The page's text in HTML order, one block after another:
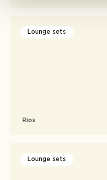
Lounge sets
Rios
Lounge sets